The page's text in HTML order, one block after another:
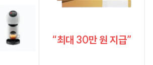
“최대 30만 원 지급”